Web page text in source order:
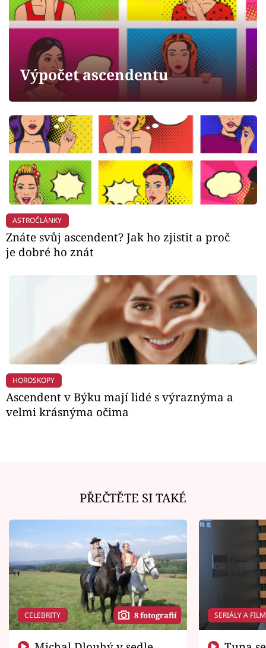
Sledujte prima+
Filmový festival Karlovy Vary
Pořady
Mámy sobě
Přihlášení
Sledujte nás
Výpočet ascendentu
ASTROČLÁNKY
Znáte svůj ascendent? Jak ho zjistit a proč
je dobré ho znát
HOROSKOPY
Ascendent v Býku mají lidé s výraznýma a
velmi krásnýma očima
PŘEČTĚTE SI TAKÉ
CELEBRITY 8 fotografií SERIÁLY A